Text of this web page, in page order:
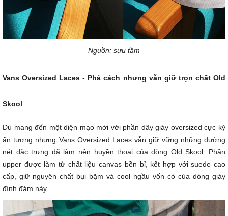
Nguồn: sưu tầm
Vans Oversized Laces - Phá cách nhưng vẫn giữ trọn chất Old
Skool
Dù mang đến một diện mạo mới với phần dây giày oversized cực kỳ
ấn tượng nhưng Vans Oversized Laces vẫn giữ vững những đường
nét đặc trưng đã làm nên huyền thoại của dòng Old Skool. Phần
upper được làm từ chất liệu canvas bền bỉ, kết hợp với suede cao
cấp, giữ nguyên chất bụi bặm và cool ngầu vốn có của dòng giày
đình đám này.